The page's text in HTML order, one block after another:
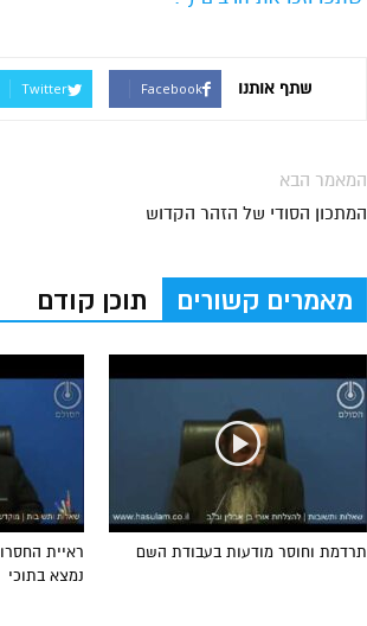
שתף אותנו Facebook
Twitter
המאמר הבא
המתכון הסודי של הזהר הקדוש
מאמרים קשורים תוכן קודם
ראיית
נמצא בתוכי
תרדמת וחוסר מודעות בעבודת השם